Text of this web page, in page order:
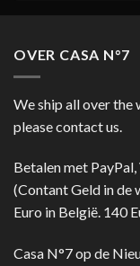
OVER CASA N°7
We ship all over the
please contact us.
Betalen met
(Contant Geld in de
Euro in België. 140
Casa N°7 op de